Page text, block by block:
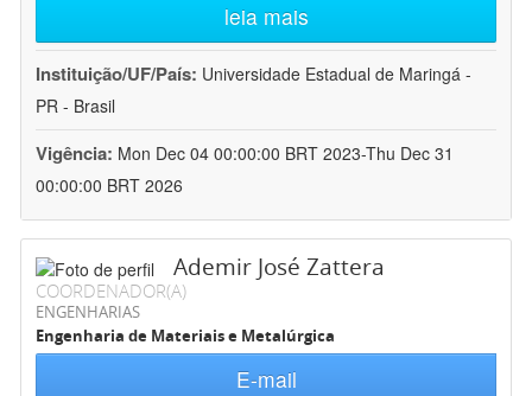
leia mais
Instituição/UF/País: Universidade Estadual de Maringá -
PR - Brasil
Vigência: Mon Dec 04 00:00:00 BRT 2023-Thu Dec 31
00:00:00 BRT 2026
Ademir José Zattera
COORDENADOR(A)
ENGENHARIAS
Engenharia de Materiais e Metalúrgica
E-mail